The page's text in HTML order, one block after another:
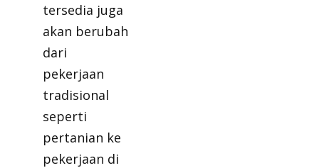
tersedia juga
akan berubah
dari
pekerjaan
tradisional
seperti
pertanian ke
pekerjaan di